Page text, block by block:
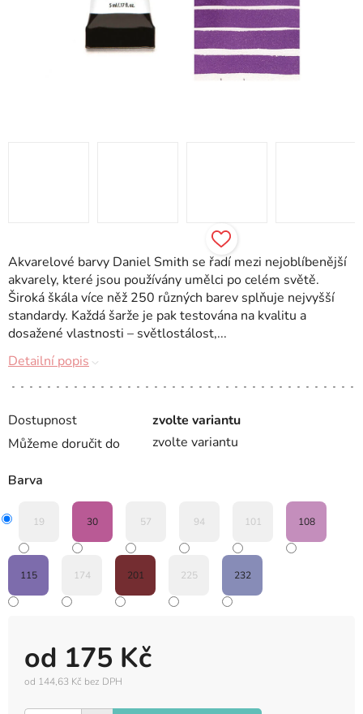
Dostupnost
zvolte variantu
Můžeme doručit do
zvolte variantu
od 175 Kč
od 144,63 Kč bez DPH
Barva
19 30 57 94 101 108
115 174 201 225 232
Akvarelové barvy Daniel Smith se řadí mezi nejoblíbenější
akvarely, které jsou používány umělci po celém světě.
Široká škála více něž 250 různých barev splňuje nejvyšší
standardy. Každá šarže je pak testována na kvalitu a
dosažené vlastnosti – světlostálost,...
Detailní popis